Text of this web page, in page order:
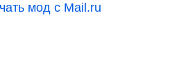
мод с Mail.ru